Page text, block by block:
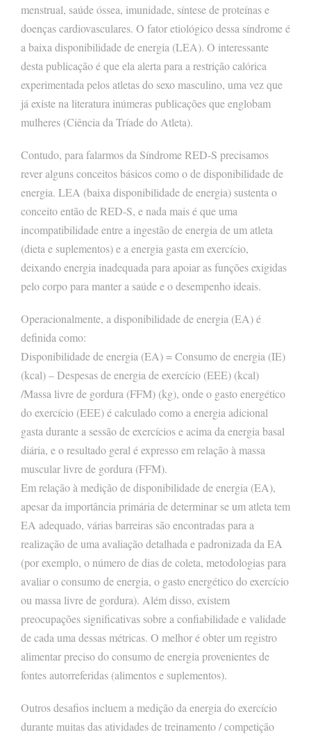
menstrual, saúde óssea, imunidade, síntese de proteínas e
doenças cardiovasculares. O fator etiológico dessa síndrome é
a baixa disponibilidade de energia (LEA). O interessante
desta publicação é que ela alerta para a restrição calórica
experimentada pelos atletas do sexo masculino, uma vez que
já existe na literatura inúmeras publicações que englobam
mulheres (Ciência da Tríade do Atleta).
Contudo, para falarmos da Síndrome RED-S precisamos
rever alguns conceitos básicos como o de disponibilidade de
energia. LEA (baixa disponibilidade de energia) sustenta o
conceito então de RED-S, e nada mais é que uma
incompatibilidade entre a ingestão de energia de um atleta
(dieta e suplementos) e a energia gasta em exercício,
deixando energia inadequada para apoiar as funções exigidas
pelo corpo para manter a saúde e o desempenho ideais.
Operacionalmente, a disponibilidade de energia (EA) é
definida como:
Disponibilidade de energia (EA) = Consumo de energia (IE)
(kcal) – Despesas de energia de exercício (EEE) (kcal)
/Massa livre de gordura (FFM) (kg), onde o gasto energético
do exercício (EEE) é calculado como a energia adicional
gasta durante a sessão de exercícios e acima da energia basal
diária, e o resultado geral é expresso em relação à massa
muscular livre de gordura (FFM).
Em relação à medição de disponibilidade de energia (EA),
apesar da importância primária de determinar se um atleta tem
EA adequado, várias barreiras são encontradas para a
realização de uma avaliação detalhada e padronizada da EA
(por exemplo, o número de dias de coleta, metodologias para
avaliar o consumo de energia, o gasto energético do exercício
ou massa livre de gordura). Além disso, existem
preocupações significativas sobre a confiabilidade e validade
de cada uma dessas métricas. O melhor é obter um registro
alimentar preciso do consumo de energia provenientes de
fontes autorreferidas (alimentos e suplementos).
Outros desafios incluem a medição da energia do exercício
durante muitas das atividades de treinamento / competição